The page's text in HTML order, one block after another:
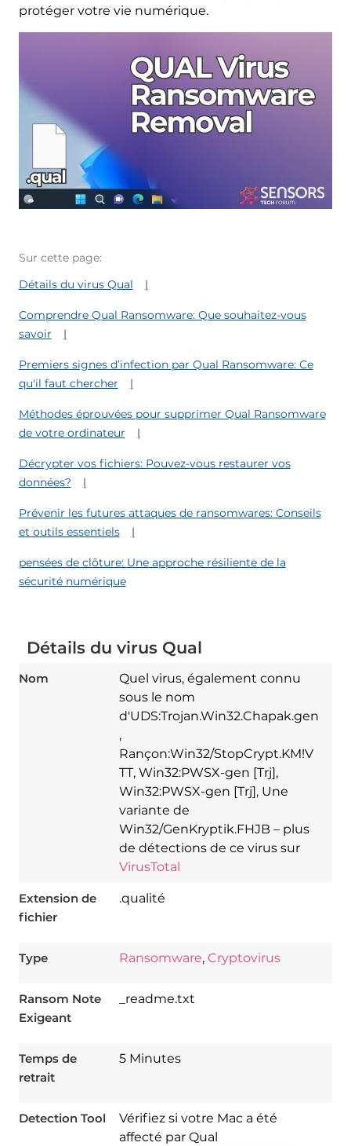
protéger votre vie numérique.
Sur cette page:
Détails du virus Qual
Comprendre Qual Ransomware: Que souhaitez-vous
savoir
Premiers signes d’infection par Qual Ransomware: Ce
qu'il faut chercher
Méthodes éprouvées pour supprimer Qual Ransomware
de votre ordinateur
Décrypter vos fichiers: Pouvez-vous restaurer vos
données?
Prévenir les futures attaques de ransomwares: Conseils
et outils essentiels
pensées de clôture: Une approche résiliente de la
sécurité numérique
Détails du virus Qual
Nom
Quel virus, également connu
sous le nom
d'UDS:Trojan.Win32.Chapak.gen
,
Rançon:Win32/StopCrypt.KM!V
TT, Win32:PWSX-gen [Trj],
Win32:PWSX-gen [Trj], Une
variante de
Win32/GenKryptik.FHJB – plus
de détections de ce virus sur
VirusTotal
Extension de
fichier
.qualité
Type Ransomware, Cryptovirus
Ransom Note
Exigeant
_readme.txt
Temps de
retrait
5 Minutes
Detection Tool
Vérifiez si votre Mac a été
affecté par Qual
Download
Spy Hunter